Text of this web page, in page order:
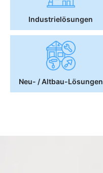
Industrielösungen
Neu- / Altbau-Lösungen